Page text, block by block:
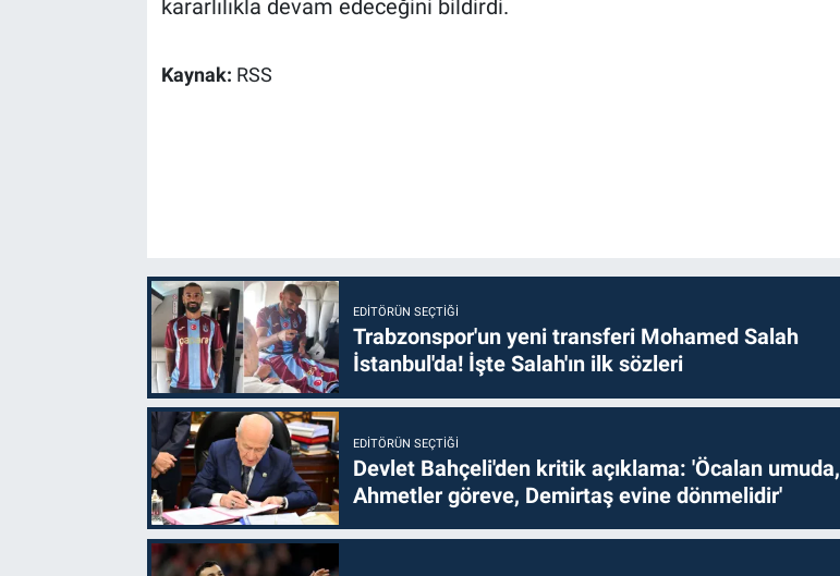
kararlılıkla devam edeceğini bildirdi.
Kaynak: RSS
EDITÖRÜN SEÇTIĞI
Trabzonspor'un yeni transferi Mohamed Salah
İstanbul'da! İşte Salah'ın ilk sözleri
EDITÖRÜN SEÇTIĞI
Devlet Bahçeli'den kritik açıklama: 'Öcalan umuda,
Ahmetler göreve, Demirtaş evine dönmelidir'